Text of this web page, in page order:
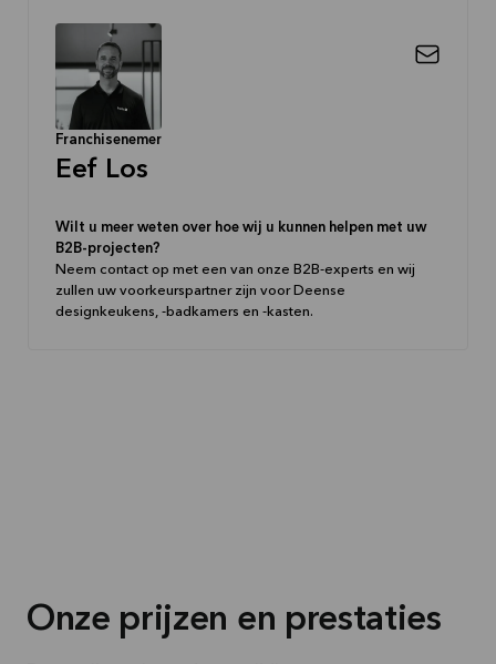
Franchisenemer
Eef Los
Wilt u meer weten over hoe wij u kunnen helpen met uw
B2B-projecten?
Neem contact op met een van onze B2B-experts en wij
zullen uw voorkeurspartner zijn voor Deense
designkeukens, -badkamers en -kasten.
Onze prijzen en prestaties